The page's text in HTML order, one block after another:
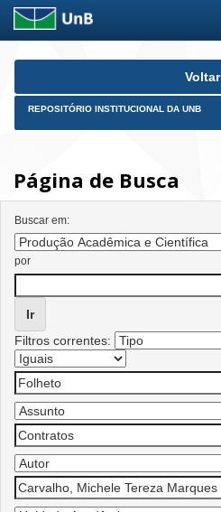
Skip
Voltar
REPOSITÓRIO INSTITUCIONAL DA UNB
Página de Busca
Buscar em:
por
Filtros correntes: